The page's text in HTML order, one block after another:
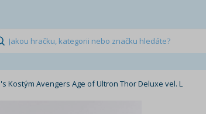
Kostým Avengers Age of Ultron Thor Deluxe vel. L